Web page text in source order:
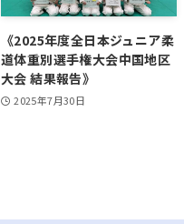
《2025年度全日本ジュニア柔
道体重別選手権大会中国地区
大会 結果報告》
2025年7月30日